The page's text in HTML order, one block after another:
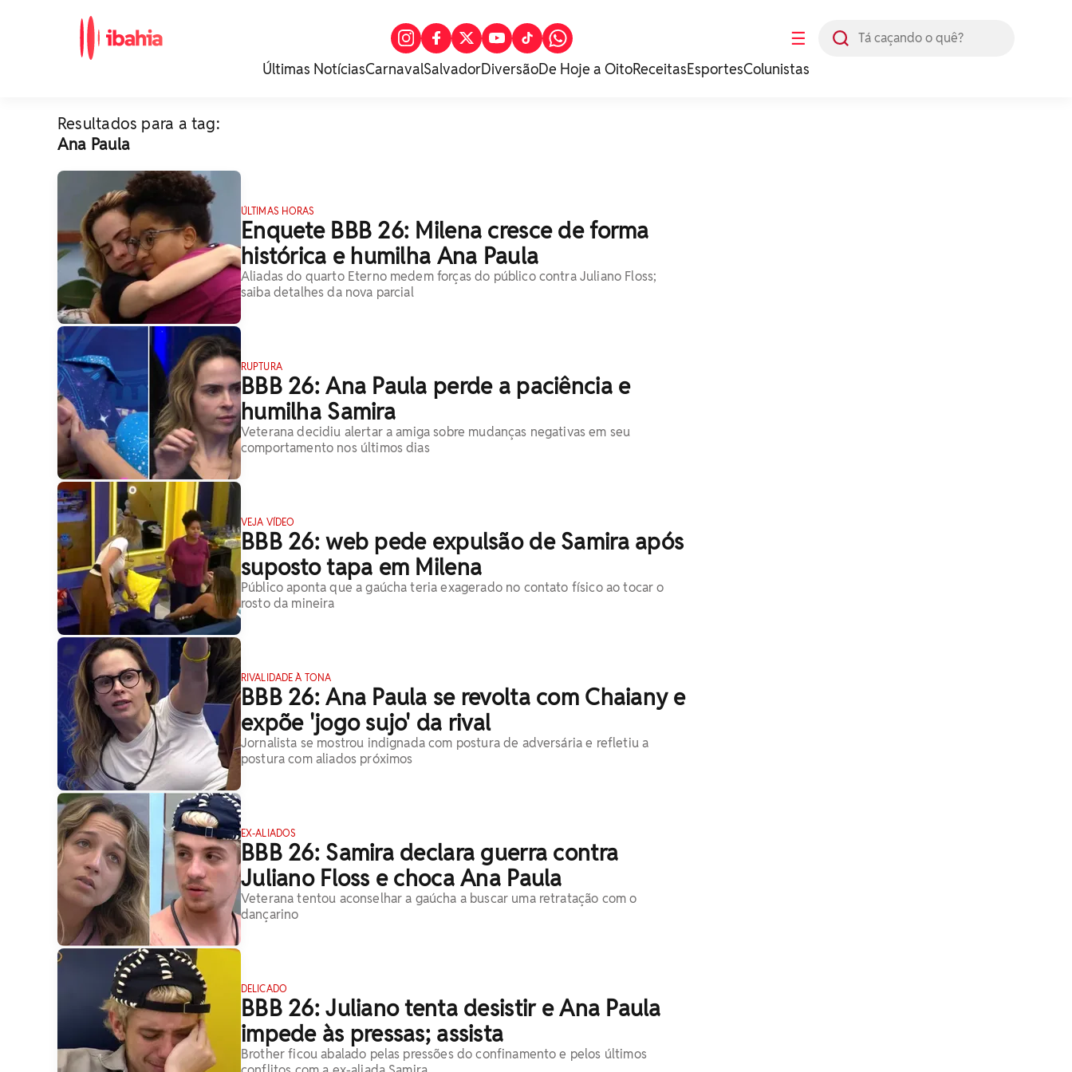
☰
Últimas NotíciasCarnavalSalvadorDiversãoDe Hoje a OitoReceitasEsportesColunistas
Resultados para a tag:
Ana Paula
ÚLTIMAS HORAS
Enquete BBB 26: Milena cresce de forma
histórica e humilha Ana Paula
Aliadas do quarto Eterno medem forças do público contra Juliano Floss;
saiba detalhes da nova parcial
RUPTURA
BBB 26: Ana Paula perde a paciência e
humilha Samira
Veterana decidiu alertar a amiga sobre mudanças negativas em seu
comportamento nos últimos dias
VEJA VÍDEO
BBB 26: web pede expulsão de Samira após
suposto tapa em Milena
Público aponta que a gaúcha teria exagerado no contato físico ao tocar o
rosto da mineira
RIVALIDADE À TONA
BBB 26: Ana Paula se revolta com Chaiany e
expõe 'jogo sujo' da rival
Jornalista se mostrou indignada com postura de adversária e refletiu a
postura com aliados próximos
EX-ALIADOS
BBB 26: Samira declara guerra contra
Juliano Floss e choca Ana Paula
Veterana tentou aconselhar a gaúcha a buscar uma retratação com o
dançarino
DELICADO
BBB 26: Juliano tenta desistir e Ana Paula
impede às pressas; assista
Brother ficou abalado pelas pressões do confinamento e pelos últimos